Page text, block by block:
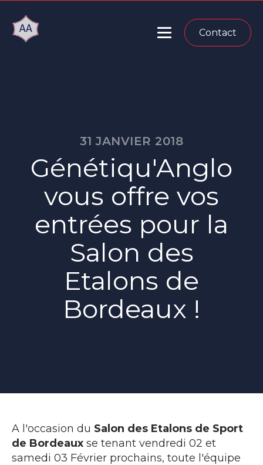
Contact
31 JANVIER 2018
Génétiqu'Anglo
vous offre vos
entrées pour la
Salon des
Etalons de
Bordeaux !
A l'occasion du Salon des Etalons de Sport
de Bordeaux se tenant vendredi 02 et
samedi 03 Février prochains, toute l'équipe